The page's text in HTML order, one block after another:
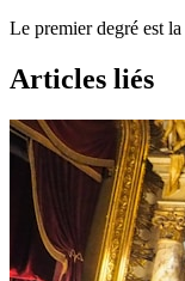
Le premier degré est la
Articles liés